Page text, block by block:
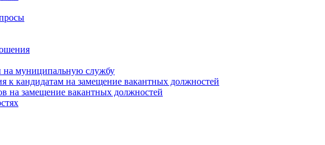
на муниципальную службу
к кандидатам на замещение вакантных должностей
на замещение вакантных должностей